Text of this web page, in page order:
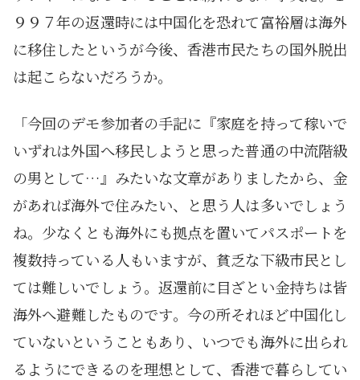
９９７年の返還時には中国化を恐れて富裕層は海外
に移住したというが今後、香港市民たちの国外脱出
は起こらないだろうか。
「今回のデモ参加者の手記に『家庭を持って稼いで
いずれは外国へ移民しようと思った普通の中流階級
の男として…』みたいな文章がありましたから、金
があれば海外で住みたい、と思う人は多いでしょう
ね。少なくとも海外にも拠点を置いてパスポートを
複数持っている人もいますが、貧乏な下級市民とし
ては難しいでしょう。返還前に目ざとい金持ちは皆
海外へ避難したものです。今の所それほど中国化し
ていないということもあり、いつでも海外に出られ
るようにできるのを理想として、香港で暮らしてい